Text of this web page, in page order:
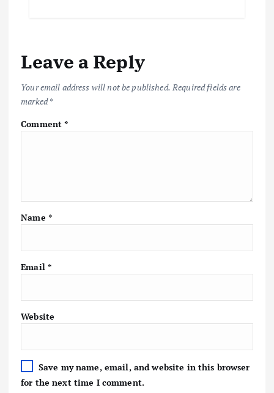
Leave a Reply
Your email address will not be published. Required fields are
marked*
Comment*
Name *
Email *
Website
Save my name, email, and website in this browser
for the next time I comment.